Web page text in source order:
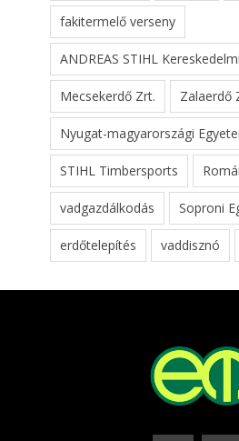
fakitermelő verseny
ANDREAS STIHL
Mecsekerdő Zrt. Zalaerdő
Nyugat-magyarországi
STIHL Timbersports
vadgazdálkodás Soproni
erdőtelepítés vaddisznó